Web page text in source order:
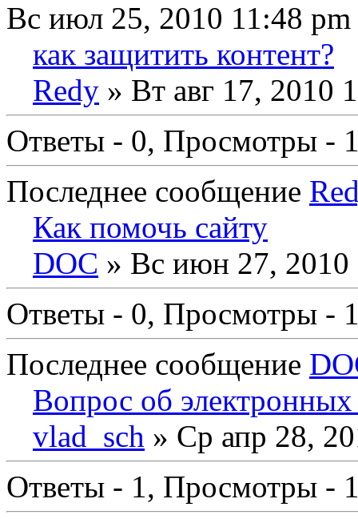
Вс июл 25, 2010 11:48 pm
как защитить контент?
Redy » Вт авг 17, 2010
Ответы - 0, Просмотры -
Последнее сообщение
Как помочь сайту
DOC » Вс июн 27, 2010
Ответы - 0, Просмотры -
Последнее сообщение
Вопрос об
vlad_sch » Ср апр 28,
Ответы - 1, Просмотры -